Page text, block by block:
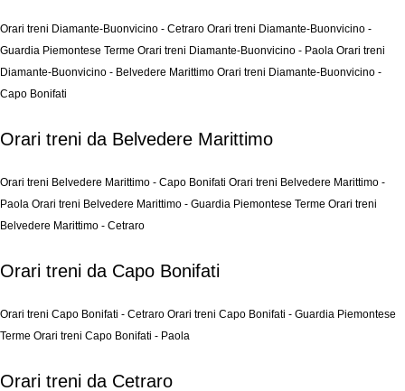
Orari treni Diamante-Buonvicino - Cetraro Orari treni Diamante-Buonvicino -
Guardia Piemontese Terme Orari treni Diamante-Buonvicino - Paola Orari treni
Diamante-Buonvicino - Belvedere Marittimo Orari treni Diamante-Buonvicino -
Capo Bonifati
Orari treni da Belvedere Marittimo
Orari treni Belvedere Marittimo - Capo Bonifati Orari treni Belvedere Marittimo -
Paola Orari treni Belvedere Marittimo - Guardia Piemontese Terme Orari treni
Belvedere Marittimo - Cetraro
Orari treni da Capo Bonifati
Orari treni Capo Bonifati - Cetraro Orari treni Capo Bonifati - Guardia Piemontese
Terme Orari treni Capo Bonifati - Paola
Orari treni da Cetraro